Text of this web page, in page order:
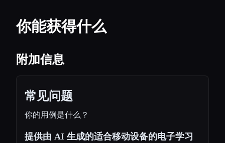
你能获得什么
附加信息
常见问题
你的用例是什么？
提供由 AI 生成的适合移动设备的电子学习